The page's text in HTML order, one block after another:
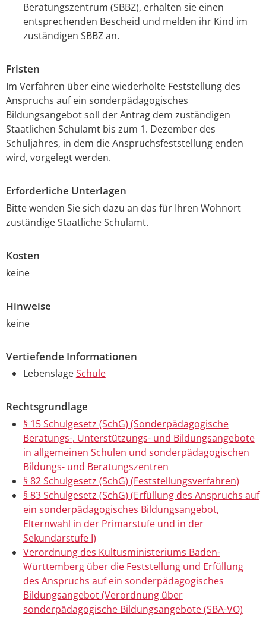
Beratungszentrum (SBBZ), erhalten sie einen
entsprechenden Bescheid und melden ihr Kind im
zuständigen SBBZ an.
Fristen
Im Verfahren über eine wiederholte Feststellung des
Anspruchs auf ein sonderpädagogisches
Bildungsangebot soll der Antrag dem zuständigen
Staatlichen Schulamt bis zum 1. Dezember des
Schuljahres, in dem die Anspruchsfeststellung enden
wird, vorgelegt werden.
Erforderliche Unterlagen
Bitte wenden Sie sich dazu an das für Ihren Wohnort
zuständige Staatliche Schulamt.
Kosten
keine
Hinweise
keine
Vertiefende Informationen
LebenslageSchule
Rechtsgrundlage
§ 15 Schulgesetz (SchG) (Sonderpädagogische
Beratungs-, Unterstützungs- und Bildungsangebote
in allgemeinen Schulen und sonderpädagogischen
Bildungs- und Beratungszentren
§ 82 Schulgesetz (SchG) (Feststellungsverfahren)
§ 83 Schulgesetz (SchG) (Erfüllung des Anspruchs auf
ein sonderpädagogisches Bildungsangebot,
Elternwahl in der Primarstufe und in der
Sekundarstufe I)
Verordnung des Kultusministeriums Baden-
Württemberg über die Feststellung und Erfüllung
des Anspruchs auf ein sonderpädagogisches
Bildungsangebot (Verordnung über
sonderpädagogische Bildungsangebote (SBA-VO)